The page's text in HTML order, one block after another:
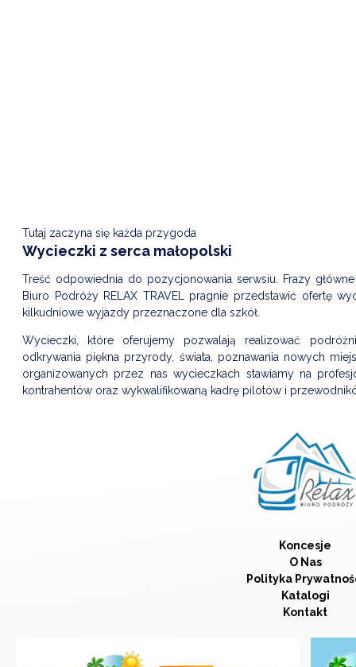
Koncesje
O Nas
Polityka
Katalogi
Kontakt
Tutaj zaczyna się każda przygoda
Wycieczki z serca małopolski
Treść odpowiednia do pozycjonowania serwsiu. Frazy
Biuro Podróży RELAX TRAVEL pragnie przedstawić ofertę
kilkudniowe wyjazdy przeznaczone dla szkół.
Wycieczki, które oferujemy pozwalają realizować
odkrywania piękna przyrody, świata, poznawania nowych
organizowanych przez nas wycieczkach stawiamy na
kontrahentów oraz wykwalifikowaną kadrę pilotów i